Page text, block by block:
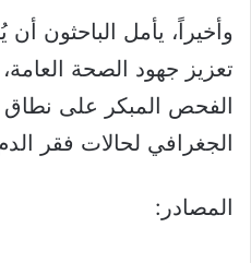
وأخيراً، يأمل الباحثون
تعزيز جهود الصحة
الفحص المبكر على نطاق
الجغرافي لحالات فقر
المصادر: